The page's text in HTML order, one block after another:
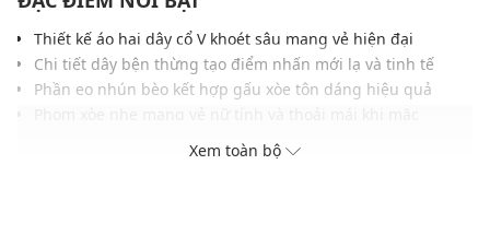
Thiết kế áo hai dây cổ V khoét sâu mang vẻ hiện đại
Chi tiết dây bện thừng tạo điểm nhấn mới lạ và tinh tế
Phần eo nhún bèo kết hợp gấu xòe tôn dáng hiệu quả
Chất liệu thoáng mát phù hợp cho ngày hè năng động
Gam màu trung tính, dễ mặc trong nhiều hoàn cảnh
Xem toàn bộ